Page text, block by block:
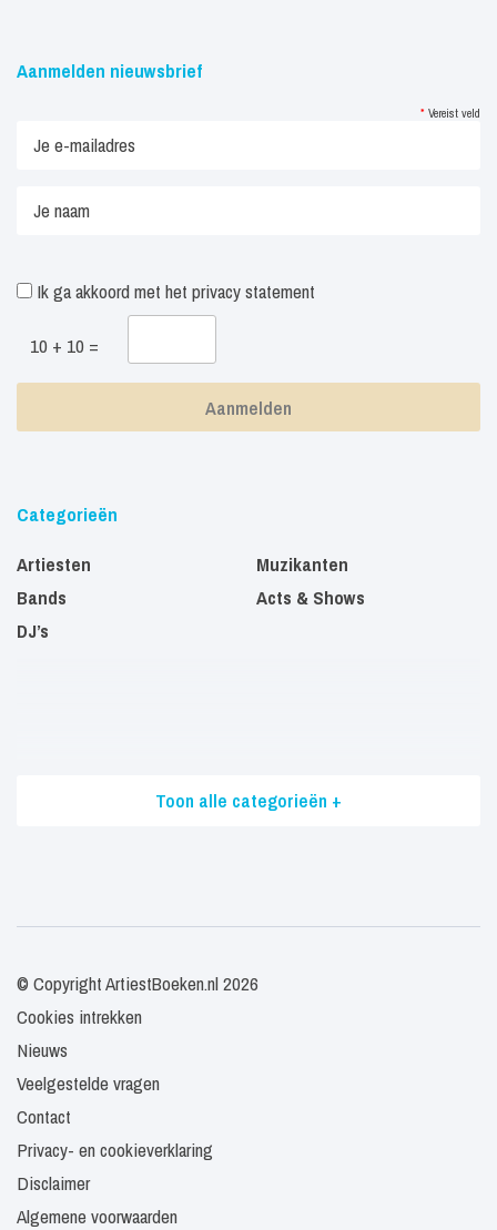
Aanmelden nieuwsbrief
* Vereist veld
Ik ga akkoord met het privacy statement
10 + 10 =
Categorieën
Artiesten
Bands
DJ’s
Muzikanten
Acts & Shows
Toon alle categorieën +
© Copyright ArtiestBoeken.nl 2026
Cookies intrekken
Nieuws
Veelgestelde vragen
Contact
Privacy- en cookieverklaring
Disclaimer
Algemene voorwaarden